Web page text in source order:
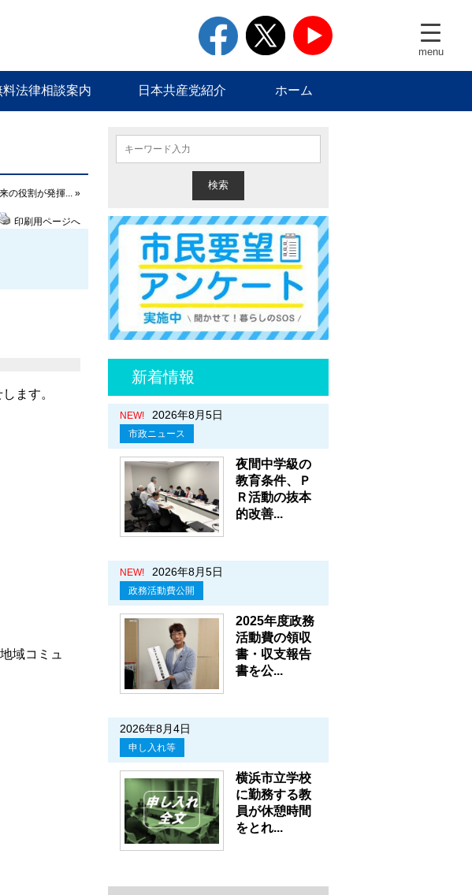
menu
facebook twitter
料法律相談案内 日本共産党紹介 ホーム
の役割が発揮... »
印刷用ページへ
ます。
域コミュ
新着情報
NEW! 2026年8月5日
市政ニュース
夜間中学級の
教育条件、Ｐ
Ｒ活動の抜本
的改善...
NEW! 2026年8月5日
政務活動費公開
2025年度政務
活動費の領収
書・収支報告
書を公...
2026年8月4日
申し入れ等
横浜市立学校
に勤務する教
員が休憩時間
をとれ...